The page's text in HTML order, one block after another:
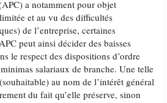
a notamment pour objet
et au vu des difficultés
de l’entreprise, certaines
peut ainsi décider des baisses
le respect des dispositions d’ordre
salariaux de branche. Une telle
au nom de l’intérêt général
du fait qu’elle préserve, sinon